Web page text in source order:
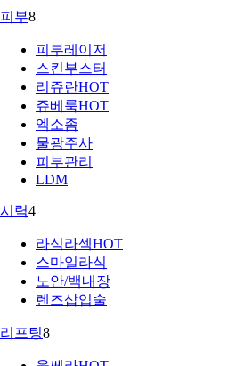
피부8
피부레이저
스킨부스터
리쥬란HOT
쥬베룩HOT
엑소좀
물광주사
피부관리
LDM
시력4
라식라섹HOT
스마일라식
노안/백내장
렌즈삽입술
리프팅8